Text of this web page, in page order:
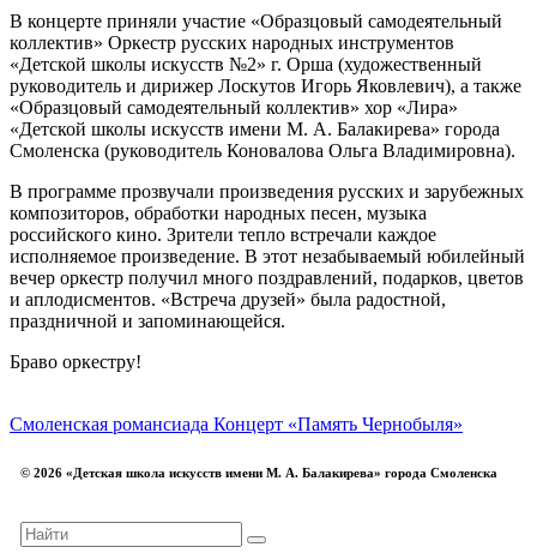
В концерте приняли участие «Образцовый самодеятельный
коллектив» Оркестр русских народных инструментов
«Детской школы искусств №2» г. Орша (художественный
руководитель и дирижер Лоскутов Игорь Яковлевич), а также
«Образцовый самодеятельный коллектив» хор «Лира»
«Детской школы искусств имени М. А. Балакирева» города
Смоленска (руководитель Коновалова Ольга Владимировна).
В программе прозвучали произведения русских и зарубежных
композиторов, обработки народных песен, музыка
российского кино. Зрители тепло встречали каждое
исполняемое произведение. В этот незабываемый юбилейный
вечер оркестр получил много поздравлений, подарков, цветов
и аплодисментов. «Встреча друзей» была радостной,
праздничной и запоминающейся.
Браво оркестру!
Смоленская романсиада Концерт «Память Чернобыля»
© 2026 «Детская школа искусств имени М. А. Балакирева» города Смоленска